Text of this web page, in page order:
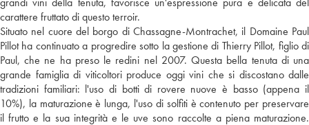
carattere fruttato di questo terroir.
Situato nel cuore del borgo di Chassagne-Montrachet, il Domaine Paul
Pillot ha continuato a progredire sotto la gestione di Thierry Pillot, figlio di
Paul, che ne ha preso le redini nel 2007. Questa bella tenuta di una
grande famiglia di viticoltori produce oggi vini che si discostano dalle
tradizioni familiari: l'uso di botti di rovere nuove è basso (appena il
10%), la maturazione è lunga, l'uso di solfiti è contenuto per preservare
il frutto e la sua integrità e le uve sono raccolte a piena maturazione.